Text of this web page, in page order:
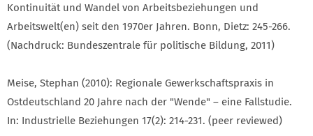
Kontinuität und Wandel von Arbeitsbeziehungen und
Arbeitswelt(en) seit den 1970er Jahren. Bonn, Dietz: 245-266.
(Nachdruck: Bundeszentrale für politische Bildung, 2011)
Meise, Stephan (2010): Regionale Gewerkschaftspraxis in
Ostdeutschland 20 Jahre nach der "Wende" – eine Fallstudie.
In: Industrielle Beziehungen 17(2): 214-231. (peer reviewed)